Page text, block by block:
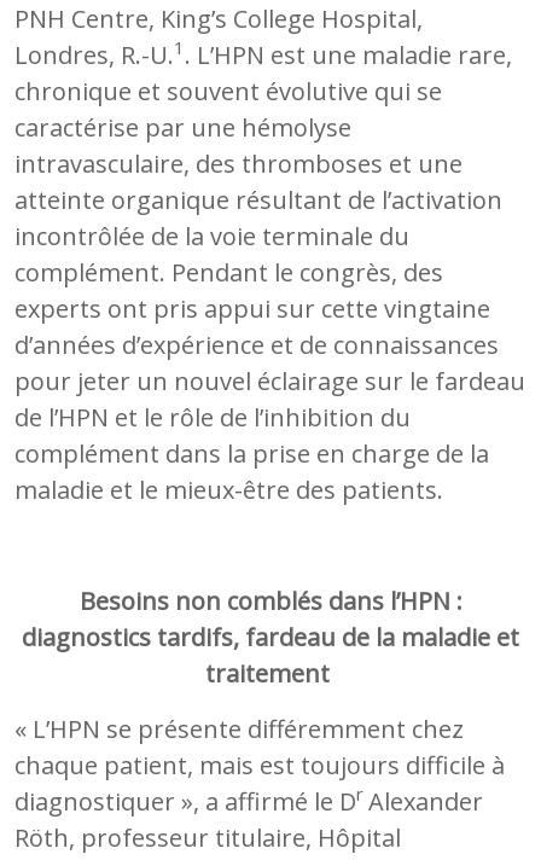
PNH Centre, King’s College Hospital,
Londres, R.-U.1 . L’HPN est une maladie rare,
chronique et souvent évolutive qui se
caractérise par une hémolyse
intravasculaire, des thromboses et une
atteinte organique résultant de l’activation
incontrôlée de la voie terminale du
complément. Pendant le congrès, des
experts ont pris appui sur cette vingtaine
d’années d’expérience et de connaissances
pour jeter un nouvel éclairage sur le fardeau
de l’HPN et le rôle de l’inhibition du
complément dans la prise en charge de la
maladie et le mieux-être des patients.
Besoins non comblés dans l’HPN :
diagnostics tardifs, fardeau de la maladie et
traitement
« L’HPN se présente différemment chez
chaque patient, mais est toujours difficile à
diagnostiquer », a affirmé le Dr Alexander
Röth, professeur titulaire, Hôpital